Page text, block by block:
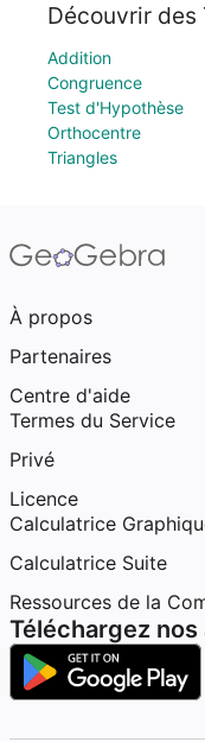
Découvrir des
Addition
Congruence
Test d'Hypothèse
Orthocentre
Triangles
À propos
Partenaires
Centre d'aide
Termes du Service
Privé
Licence
Calculatrice
Calculatrice Suite
Ressources de la
Téléchargez